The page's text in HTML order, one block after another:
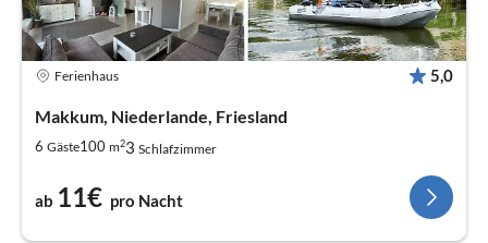
Ferienhaus 5,0
Makkum, Niederlande, Friesland
6 Gäste100 m23 Schlafzimmer
ab 11€ pro Nacht